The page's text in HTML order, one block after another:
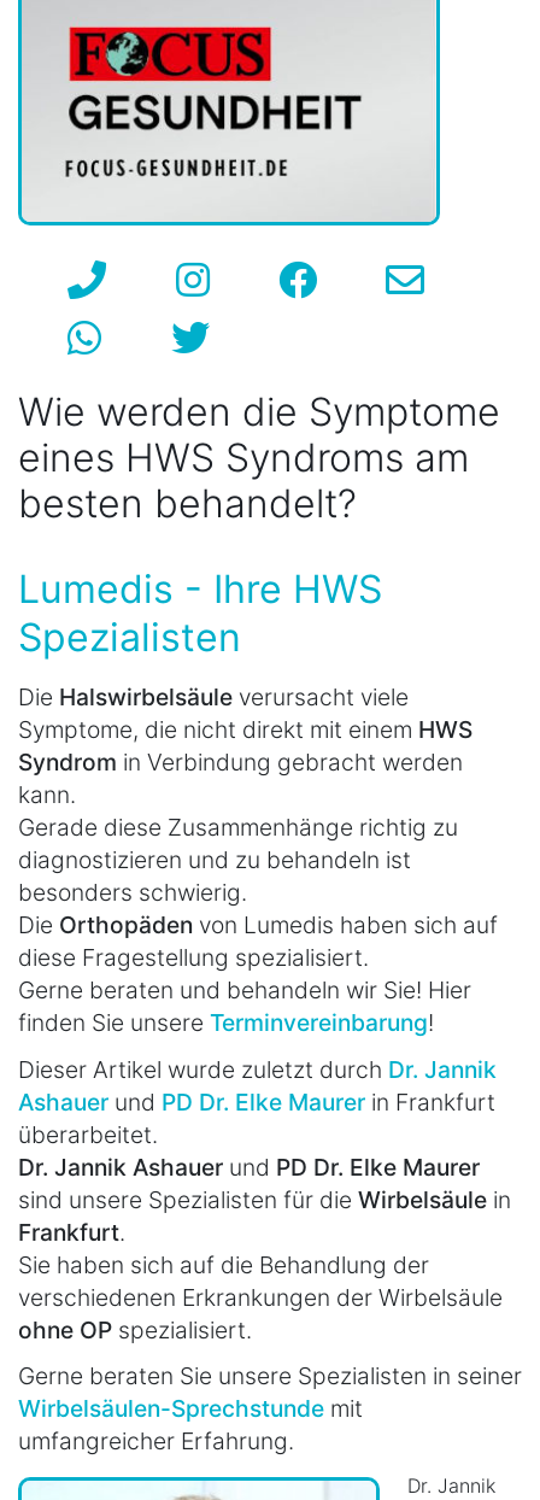
Wie werden die Symptome
eines HWS Syndroms am
besten behandelt?
Lumedis - Ihre HWS
Spezialisten
Die Halswirbelsäule verursacht viele
Symptome, die nicht direkt mit einem HWS
Syndrom in Verbindung gebracht werden
kann.
Gerade diese Zusammenhänge richtig zu
diagnostizieren und zu behandeln ist
besonders schwierig.
Die Orthopäden von Lumedis haben sich auf
diese Fragestellung spezialisiert.
Gerne beraten und behandeln wir Sie! Hier
finden Sie unsere Terminvereinbarung!
Dieser Artikel wurde zuletzt durch Dr. Jannik
Ashauer und PD Dr. Elke Maurer in Frankfurt
überarbeitet.
Dr. Jannik Ashauer und PD Dr. Elke Maurer
sind unsere Spezialisten für die Wirbelsäule in
Frankfurt.
Sie haben sich auf die Behandlung der
verschiedenen Erkrankungen der Wirbelsäule
ohne OP spezialisiert.
Gerne beraten Sie unsere Spezialisten in seiner
Wirbelsäulen-Sprechstunde mit
umfangreicher Erfahrung.
Dr. Jannik